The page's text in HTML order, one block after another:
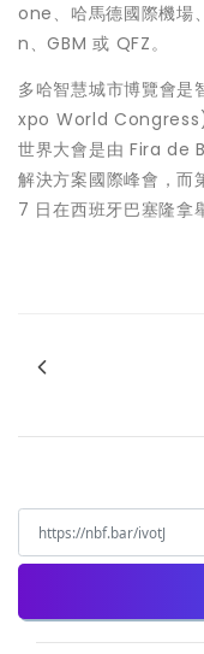
one、哈馬德國際機
n、GBM 或 QFZ。
多哈智慧城市博覽會
xpo World Congress)
世界大會是由 Fira de
解決方案國際峰會，而
7 日在西班牙巴塞隆拿